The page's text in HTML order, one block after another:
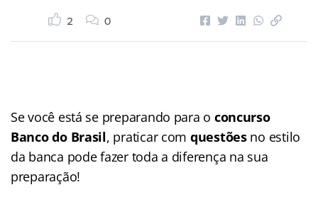
2 0
Se você está se preparando para o concurso
Banco do Brasil, praticar com questõesno estilo
da banca pode fazer toda a diferença na sua
preparação!